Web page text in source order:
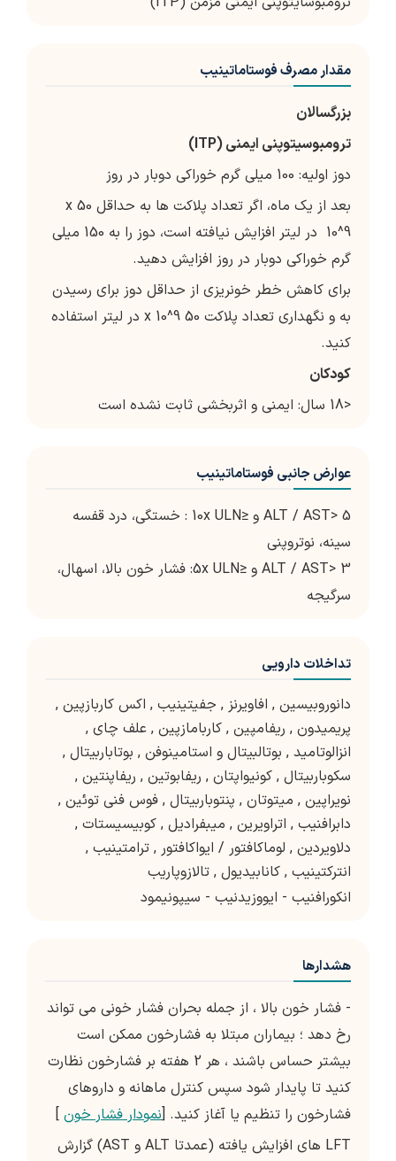
مقدار مصرف فوستاماتینیب
بزرگسالان
ترومبوسیتوپنی ایمنی (ITP)
دوز اولیه: 100 میلی گرم خوراکی دوبار در روز
بعد از یک ماه، اگر تعداد پلاکت ها به حداقل 50 x
10^9 در لیتر افزایش نیافته است، دوز را به 150 میلی
گرم خوراکی دوبار در روز افزایش دهید.
برای کاهش خطر خونریزی از حداقل دوز برای رسیدن
به و نگهداری تعداد پلاکت 50 x 10^9 در لیتر استفاده
کنید.
کودکان
<18 سال: ایمنی و اثربخشی ثابت نشده است
عوارض جانبی فوستاماتینیب
ALT / AST> 5 و ≤10x ULN : خستگی، درد قفسه
سینه، نوتروپنی
ALT / AST> 3 و ≤5x ULN: فشار خون بالا، اسهال،
سرگیجه
تداخلات دارویی
دانوروبیسین , افاویرنز , جفیتینیب , اکس کاربازپین ,
پریمیدون , ریفامپین , کاربامازپین , علف چای ,
انزالوتامید , بوتالبیتال و استامینوفن , بوتاباربیتال ,
سکوباربیتال , کونیواپتان , ریفابوتین , ریفاپنتین ,
نویراپین , میتوتان , پنتوباربیتال , فوس فنی توئین ,
دابرافنیب , اتراویرین , میبفرادیل , کوبیسیستات ,
دلاویردین , لوماکافتور / ایواکافتور , ترامتینیب ,
انترکتینیب , کانابیدیول , تالازوپاریب
انکورافنیب - ایووزیدنیب - سیپونیمود
هشدارها
- فشار خون بالا ، از جمله بحران فشار خونی می تواند
رخ دهد ؛ بیماران مبتلا به فشارخون ممکن است
بیشتر حساس باشند ، هر 2 هفته بر فشارخون نظارت
کنید تا پایدار شود سپس کنترل ماهانه و داروهای
فشارخون را تنظیم یا آغاز کنید. [نمودار فشار خون ]
LFT های افزایش یافته (عمدتا ALT و AST) گزارش